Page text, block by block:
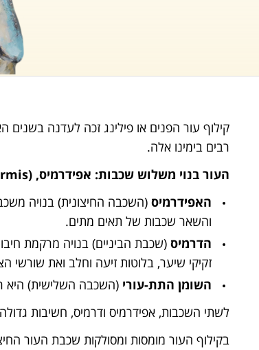
קילוף עור הפנים או פילינג זכה לעדנה בשנים
רבים בימינו אלה.
העור בנוי משלוש שכבות: אפידרמיס, (Epidermis) דרמיס, (Dermis) ושומן תת עורי (Subcutaneous fat).
האפידרמיס (השכבה החיצונית) בנויה
והשאר שכבות של תאים מתים.
הדרמיס (שכבת הביניים) בנויה מרקמת
זקיקי שיער, בלוטות זיעה וחלב ואת שורשי
השומן התת-עורי (השכבה השלישית) היא
לשתי השכבות, אפידרמיס ודרמיס, חשיבות
בקילוף העור מומסות ומסולקות שכבת העור